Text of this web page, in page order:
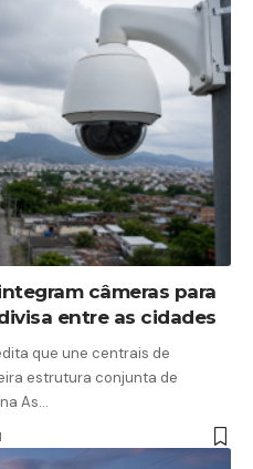
câmeras para
entre as cidades
que une centrais de
estrutura conjunta de
As…